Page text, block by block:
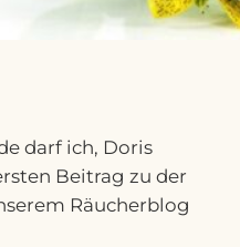
darf ich, Doris
Beitrag zu der
Räucherblog